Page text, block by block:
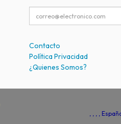
Contacto
Política Privacidad
¿Quienes Somos?
, , , ,